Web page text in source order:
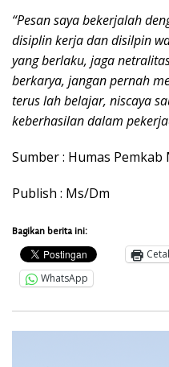
“Pesan saya bekerjalah
disiplin kerja dan disilpin
yang berlaku, jaga
berkarya, jangan pernah
terus lah belajar, niscaya
keberhasilan dalam
Sumber : Humas Pemkab
Publish : Ms/Dm
Bagikan berita ini:
WhatsApp